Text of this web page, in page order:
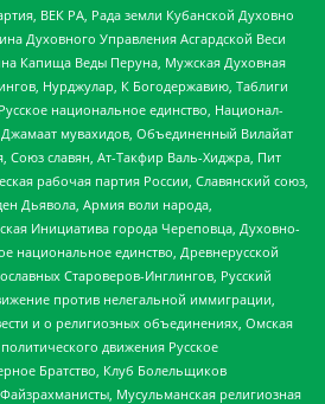
ВЕК РА, Рада земли Кубанской Духовно
Духовного Управления Асгардской Веси
Капища Веды Перуна, Мужская Духовная
Нурджулар, К Богодержавию, Таблиги
национальное единство, Национал-
мувахидов, Объединенный Вилайат
Союз славян, Ат-Такфир Валь-Хиджра, Пит
рабочая партия России, Славянский союз,
Дьявола, Армия воли народа,
Инициатива города Череповца, Духовно-
национальное единство, Древнерусской
Староверов-Инглингов, Русский
против нелегальной иммиграции,
и о религиозных объединениях, Омская
движения Русское
Братство, Клуб Болельщиков
Мусульманская религиозная